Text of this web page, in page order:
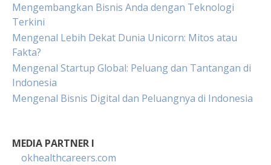
Mengembangkan Bisnis Anda dengan Teknologi
Terkini
Mengenal Lebih Dekat Dunia Unicorn: Mitos atau
Fakta?
Mengenal Startup Global: Peluang dan Tantangan di
Indonesia
Mengenal Bisnis Digital dan Peluangnya di Indonesia
MEDIA PARTNER I
okhealthcareers.com